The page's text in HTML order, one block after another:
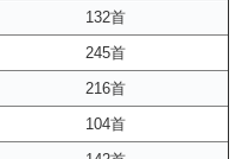
132首
245首
216首
104首